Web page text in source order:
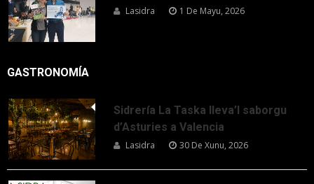
Lasidra 1 De Mayu, 2026
GASTRONOMÍA
Sidrería La Taska lleva’l saborgu
d’Asturies a Valencia
Lasidra 30 De Xunu, 2026